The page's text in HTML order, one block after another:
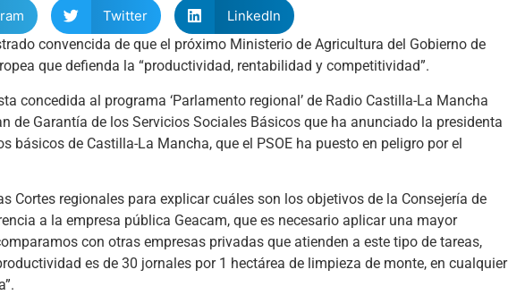
Twitter
LinkedIn
convencida de que el próximo Ministerio de Agricultura del Gobierno de
que defienda la “productividad, rentabilidad y competitividad”.
concedida al programa ‘Parlamento regional’ de Radio Castilla-La Mancha
de Garantía de los Servicios Sociales Básicos que ha anunciado la presidenta
básicos de Castilla-La Mancha, que el PSOE ha puesto en peligro por el
Cortes regionales para explicar cuáles son los objetivos de la Consejería de
a la empresa pública Geacam, que es necesario aplicar una mayor
con otras empresas privadas que atienden a este tipo de tareas,
es de 30 jornales por 1 hectárea de limpieza de monte, en cualquier